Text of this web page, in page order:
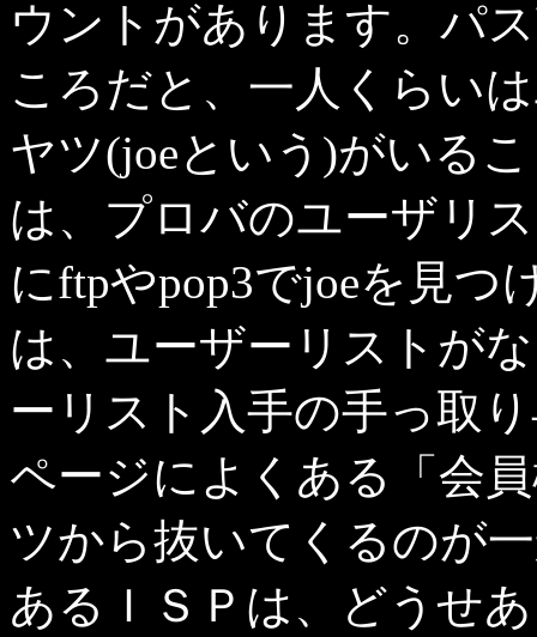
ウントがあります。パ
ころだと、一人くらい
ヤツ(joeという)がいる
は、プロバのユーザリ
にftpやpop3でjoeを見つ
は、ユーザーリストが
ーリスト入手の手っ取
ページによくある「会
ツから抜いてくるのが
あるＩＳＰは、どうせ